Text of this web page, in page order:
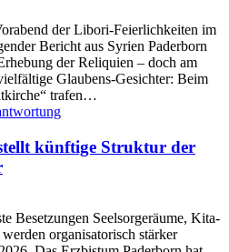
der Libori-Feierlichkeiten im
Bericht aus Syrien Paderborn
der Reliquien – doch am
Glaubens-Gesichter: Beim
trafen…
künftige Struktur der
Besetzungen Seelsorgeräume, Kita-
organisatorisch stärker